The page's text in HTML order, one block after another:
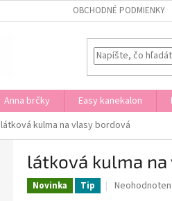
OBCHODNÉ PODMIENKY
Anna brčky Easy kanekalon
látková kulma na vlasy bordová
látková kulma
Novinka Tip
Priemerné